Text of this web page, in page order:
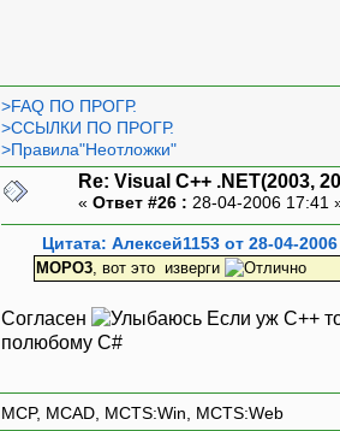
>FAQ ПО ПРОГР.
>ССЫЛКИ ПО ПРОГР.
>Правила"Неотложки"
Re: Visual C++ .NET(2003,
« Ответ #26 : 28-04-2006 17:41
Цитата: Алексей1153 от 28-04-
MOPO3, вот это изверги
Согласен
Если уж С++
полюбому С#
MCP, MCAD, MCTS:Win, MCTS:Web